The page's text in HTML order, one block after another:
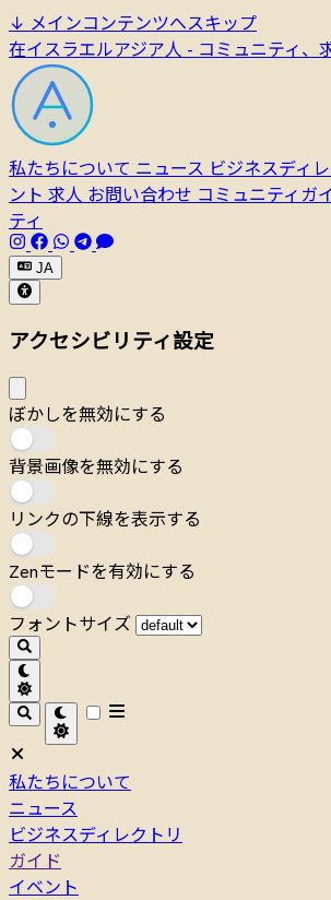
↓ メインコンテンツへスキップ
在イスラエルアジア人 - コミュニティ、
私たちについて ニュース ビジネスディ
ント 求人 お問い合わせ コミュニティガ
ティ
JA
アクセシビリティ設定
ぼかしを無効にする
背景画像を無効にする
リンクの下線を表示する
Zenモードを有効にする
フォントサイズ
私たちについて
ニュース
ビジネスディレクトリ
ガイド
イベント